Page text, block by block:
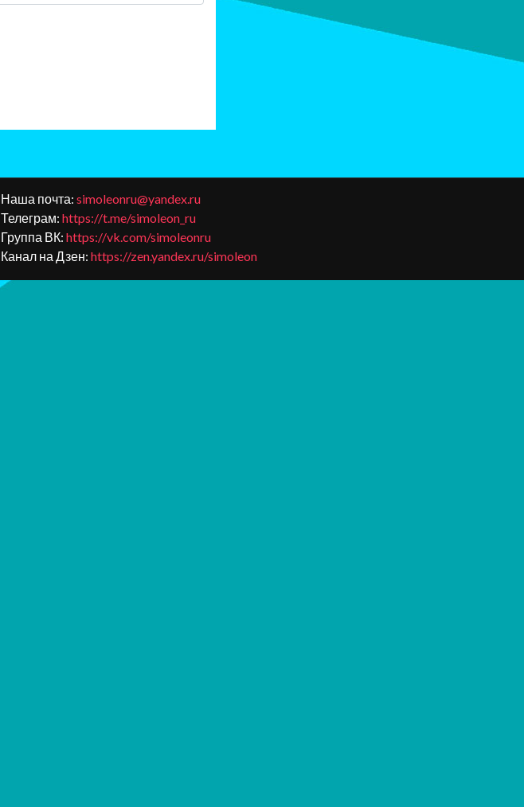
Наша почта: simoleonru@yandex.ru
Телеграм: https://t.me/simoleon_ru
Группа ВК: https://vk.com/simoleonru
Канал на Дзен: https://zen.yandex.ru/simoleon